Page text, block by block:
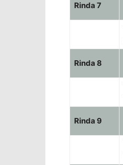
Rinda 7
Rinda 8
Rinda 9